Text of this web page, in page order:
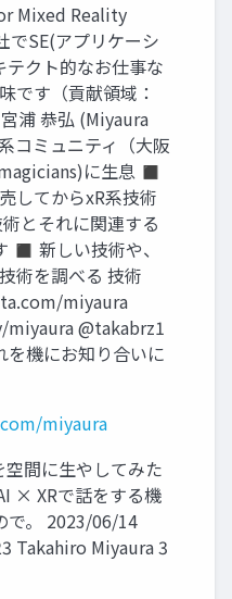
Mixed Reality
でSE(アプリケーシ
テクト的なお仕事な
です（貢献領域：
浦 恭弘 (Miyaura
コミュニティ（大阪
に生息 ◼
してからxR系技術
とそれに関連する
◼ 新しい技術や、
術を調べる 技術
miyaura
@takabrz1
機にお知り合いに
miyaura
間に生やしてみた
× XRで話をする機
で。 2023/06/14
Takahiro Miyaura 3